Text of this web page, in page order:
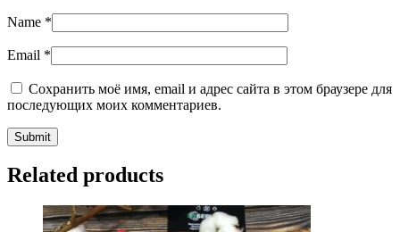
Name *
Email *
Сохранить моё имя, email и адрес сайта в этом браузере для
последующих моих комментариев.
Related products